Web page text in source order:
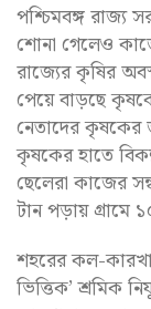
পশ্চিমবঙ্গ রাজ্য
শোনা গেলেও
রাজ্যের কৃষির
পেয়ে বাড়ছে
নেতাদের কৃষকের
কৃষকের হাতে
ছেলেরা কাজের
টান পড়ায় গ্রামে
শহরের কল-
ভিত্তিক’ শ্রমিক